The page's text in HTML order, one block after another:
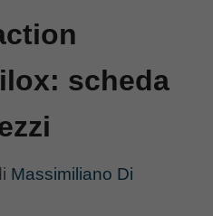
scheda
Massimiliano Di